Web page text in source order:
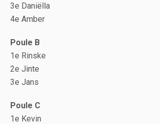
3e Daniëlla
4e Amber
Poule B
1e Rinske
2e Jinte
3e Jans
Poule C
1e Kevin